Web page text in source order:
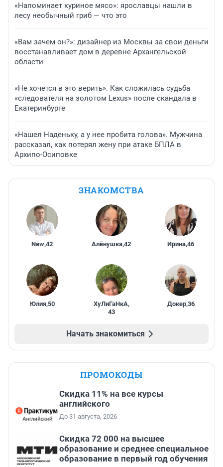
«Напоминает куриное мясо»: ярославцы нашли в
лесу необычный гриб — что это
«Вам зачем он?»: дизайнер из Москвы за свои деньги
восстанавливает дом в деревне Архангельской
области
«Не хочется в это верить». Как сложилась судьба
«следователя на золотом Lexus» после скандала в
Екатеринбурге
«Нашел Наденьку, а у нее пробита голова». Мужчина
рассказал, как потерял жену при атаке БПЛА в
Архипо-Осиповке
ЗНАКОМСТВА
New,42 Алёнушка,42 Ирина,46
Юлия,50 ХуЛиГаНкА,
43
Докер,36
Начать знакомиться
ПРОМОКОДЫ
Скидка 11% на все курсы
английского
До 31 августа, 2026
Скидка 72 000 на высшее
образование и среднее специальное
образование в первый год обучения